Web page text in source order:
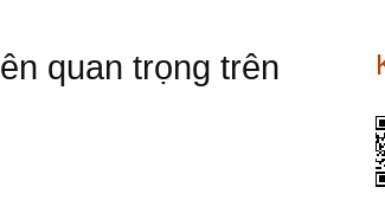
quan trọng trên